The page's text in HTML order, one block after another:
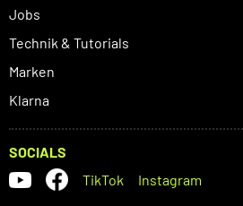
Jobs
Technik & Tutorials
Marken
Klarna
SOCIALS
TikTok
Instagram